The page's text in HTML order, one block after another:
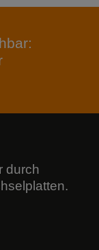
durch